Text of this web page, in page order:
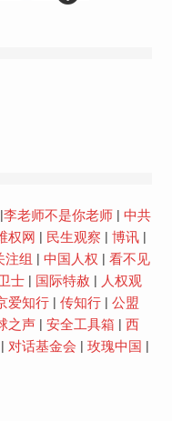
李老师不是你老师| 中共
权网 民生观察 博讯|
注组 中国人权
看不见
士| 国际特赦
人权观
爱知行| 传知行| 公盟
之声| 安全工具箱
西
对话基金会 玫瑰中国